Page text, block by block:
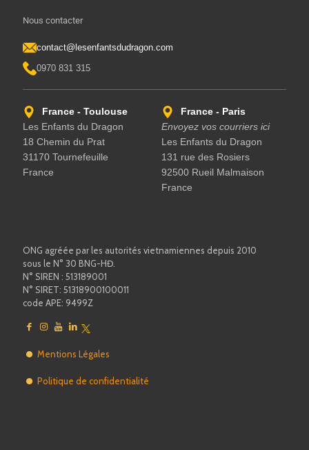
Nous contacter
contact@lesenfantsdudragon.com
0970 831 315
France - Toulouse
Les Enfants du Dragon
18 Chemin du Prat
31170 Tournefeuille
France
France - Paris
Envoyez vos courriers ici
Les Enfants du Dragon
131 rue des Rosiers
92500 Rueil Malmaison
France
ONG agréée par les autorités vietnamiennes depuis 2010
sous le N° 30 BNG-HĐ.
N° SIREN : 513189001
N° SIRET: 51318900100011
code APE: 9499Z
Mentions Légales
Politique de confidentialité